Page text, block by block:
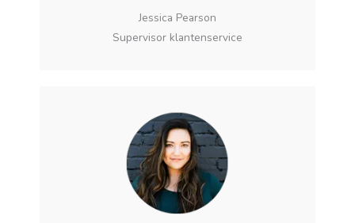
Jessica Pearson
Supervisor klantenservice